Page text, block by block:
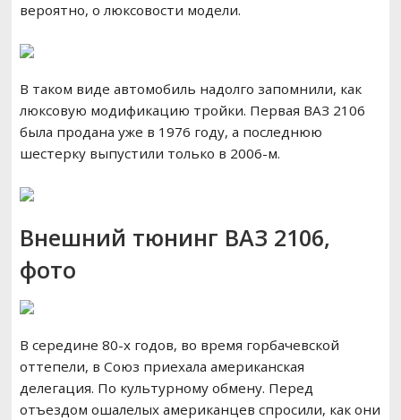
вероятно, о люксовости модели.
В таком виде автомобиль надолго запомнили, как
люксовую модификацию тройки. Первая ВАЗ 2106
была продана уже в 1976 году, а последнюю
шестерку выпустили только в 2006-м.
Внешний тюнинг ВАЗ 2106,
фото
В середине 80-х годов, во время горбачевской
оттепели, в Союз приехала американская
делегация. По культурному обмену. Перед
отъездом ошалелых американцев спросили, как они